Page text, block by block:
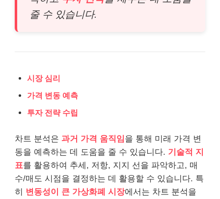
줄 수 있습니다.
시장 심리
가격 변동 예측
투자 전략 수립
차트 분석은 과거 가격 움직임을 통해 미래 가격 변
동을 예측하는 데 도움을 줄 수 있습니다. 기술적 지
표를 활용하여 추세, 저항, 지지 선을 파악하고, 매
수/매도 시점을 결정하는 데 활용할 수 있습니다. 특
히 변동성이 큰 가상화폐 시장에서는 차트 분석을